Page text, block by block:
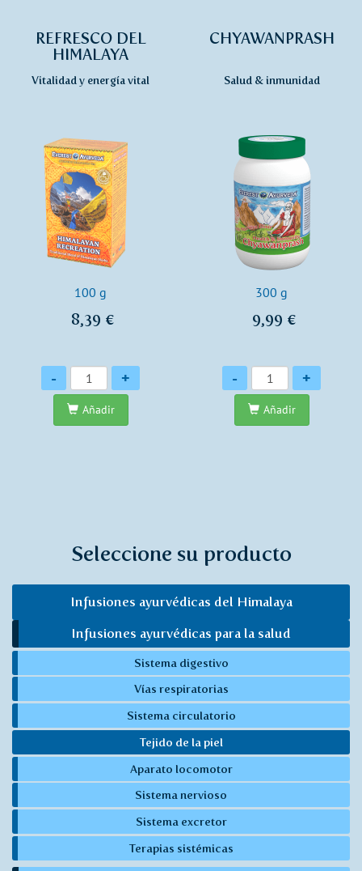
REFRESCO DEL
HIMALAYA
Vitalidad y energía vital
100 g
8,39 €
Cantidad
- +
Añadir
CHYAWANPRASH
Salud & inmunidad
300 g
9,99 €
Cantidad
- +
Añadir
Seleccione su producto
Infusiones ayurvédicas del Himalaya
Infusiones ayurvédicas para la salud
Sistema digestivo
Vías respiratorias
Sistema circulatorio
Tejido de la piel
Aparato locomotor
Sistema nervioso
Sistema excretor
Terapias sistémicas